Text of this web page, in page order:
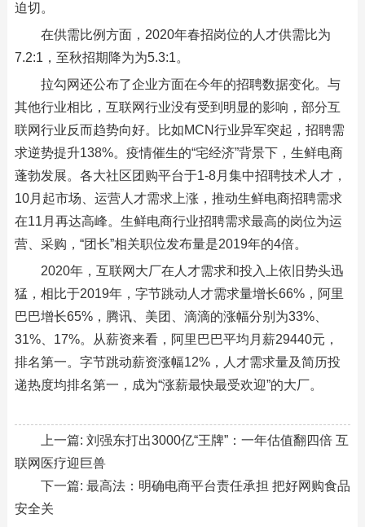
迫切。
在供需比例方面，2020年春招岗位的人才供需比为
7.2:1，至秋招期降为为5.3:1。
拉勾网还公布了企业方面在今年的招聘数据变化。与
其他行业相比，互联网行业没有受到明显的影响，部分互
联网行业反而趋势向好。比如MCN行业异军突起，招聘需
求逆势提升138%。疫情催生的“宅经济”背景下，生鲜电商
蓬勃发展。各大社区团购平台于1-8月集中招聘技术人才，
10月起市场、运营人才需求上涨，推动生鲜电商招聘需求
在11月再达高峰。生鲜电商行业招聘需求最高的岗位为运
营、采购，“团长”相关职位发布量是2019年的4倍。
2020年，互联网大厂在人才需求和投入上依旧势头迅
猛，相比于2019年，字节跳动人才需求量增长66%，阿里
巴巴增长65%，腾讯、美团、滴滴的涨幅分别为33%、
31%、17%。从薪资来看，阿里巴巴平均月薪29440元，
排名第一。字节跳动薪资涨幅12%，人才需求量及简历投
递热度均排名第一，成为“涨薪最快最受欢迎”的大厂。
上一篇: 刘强东打出3000亿“王牌”：一年估值翻四倍 互
联网医疗迎巨兽
下一篇: 最高法：明确电商平台责任承担 把好网购食品
安全关